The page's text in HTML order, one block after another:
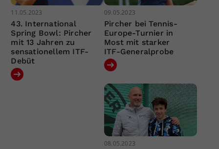
11.05.2023
43. International
Spring Bowl: Pircher
mit 13 Jahren zu
sensationellem ITF-
Debüt
09.05.2023
Pircher bei Tennis-
Europe-Turnier in
Most mit starker
ITF-Generalprobe
08.05.2023